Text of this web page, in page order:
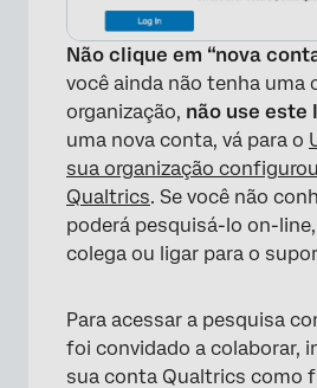
Não clique em “nova
você ainda não tenha uma
organização, não use este
uma nova conta, vá para o
sua organização
Qualtrics. Se você não
poderá pesquisá-lo on-
colega ou ligar para o
Para acessar a pesquisa
foi convidado a colaborar,
sua conta Qualtrics como